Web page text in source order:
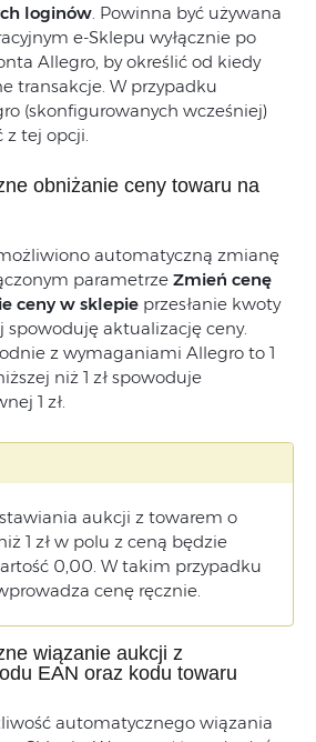
loginów . Powinna być używana
e-Sklepu wyłącznie po
Allegro, by określić od kiedy
transakcje. W przypadku
(skonfigurowanych wcześniej)
z tej opcji.
obniżanie ceny towaru na
automatyczną zmianę
parametrze Zmień cenę
ceny w sklepie przesłanie kwoty
spowoduję aktualizację ceny.
z wymaganiami Allegro to 1
niż 1 zł spowoduje
1 zł.
aukcji z towarem o
1 zł w polu z ceną będzie
0,00. W takim przypadku
cenę ręcznie.
wiązanie aukcji z
EAN oraz kodu towaru
automatycznego wiązania